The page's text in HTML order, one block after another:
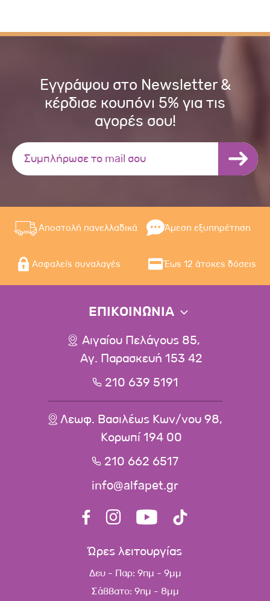
Εγγράψου στο Newsletter &
κέρδισε κουπόνι 5% για τις
αγορές σου!
Αποστολή πανελλαδικά Άμεση εξυπηρέτηση
Ασφαλείς συναλαγές Έως 12 άτοκες δόσεις
ΕΠΙΚΟΙΝΩΝΙΑ
Αιγαίου Πελάγους 85,
Αγ. Παρασκευή 153 42
210 639 5191
Λεωφ. Βασιλέως Κων/νου 98,
Κορωπί 194 00
210 662 6517
info@alfapet.gr
Ώρες λειτουργίας
Δευ - Παρ: 9πμ - 9μμ
Σάββατο: 9πμ - 8μμ